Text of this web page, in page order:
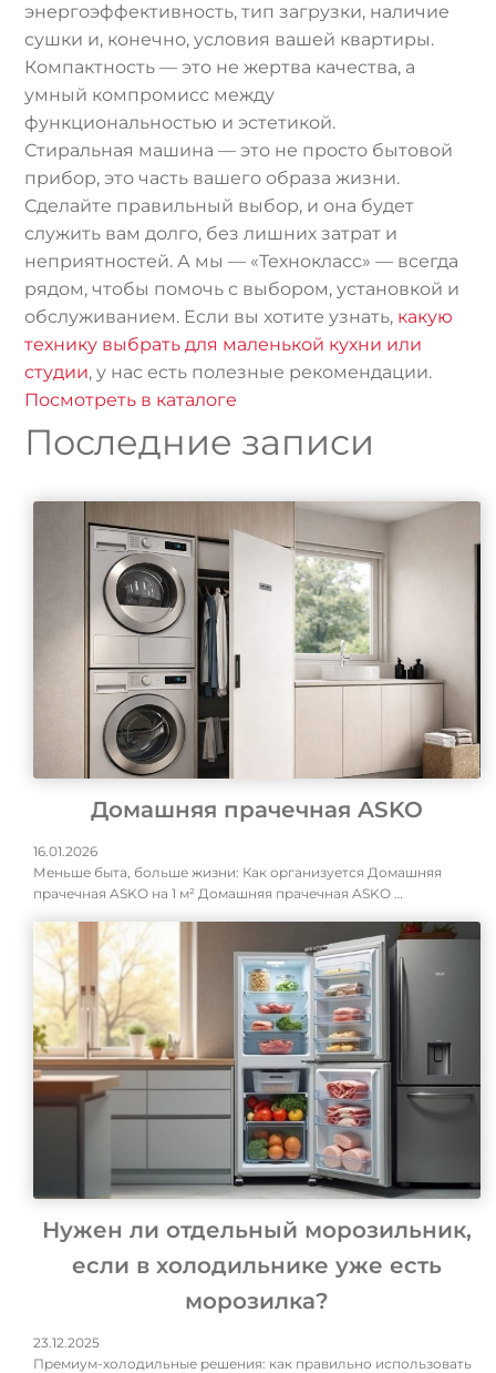
энергоэффективность, тип загрузки, наличие
сушки и, конечно, условия вашей квартиры.
Компактность — это не жертва качества, а
умный компромисс между
функциональностью и эстетикой.
Стиральная машина — это не просто бытовой
прибор, это часть вашего образа жизни.
Сделайте правильный выбор, и она будет
служить вам долго, без лишних затрат и
неприятностей. А мы — «Технокласс» — всегда
рядом, чтобы помочь с выбором, установкой и
обслуживанием. Если вы хотите узнать, какую
технику выбрать для маленькой кухни или
студии, у нас есть полезные рекомендации.
Посмотреть в каталоге
Последние записи
Домашняя прачечная ASKO
16.01.2026
Меньше быта, больше жизни: Как организуется Домашняя
прачечная ASKO на 1 м² Домашняя прачечная ASKO …
Нужен ли отдельный морозильник,
если в холодильнике уже есть
морозилка?
23.12.2025
Премиум-холодильные решения: как правильно использовать